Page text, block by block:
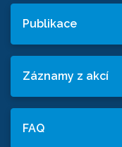
Publikace
Záznamy z akcí
FAQ